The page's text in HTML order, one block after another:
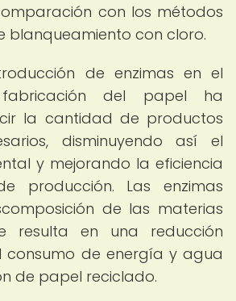
con los métodos
blanqueamiento con cloro.
de enzimas en el
del papel ha
la cantidad de productos
disminuyendo así el
y mejorando la eficiencia
producción. Las enzimas
de las materias
resulta en una reducción
consumo de energía y agua
de papel reciclado.